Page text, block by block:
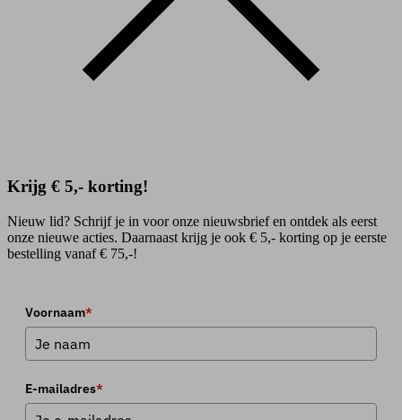
Krijg € 5,- korting!
Nieuw lid? Schrijf je in voor onze nieuwsbrief en ontdek als eerst
onze nieuwe acties. Daarnaast krijg je ook € 5,- korting op je eerste
bestelling vanaf € 75,-!
Voornaam*
E-mailadres*